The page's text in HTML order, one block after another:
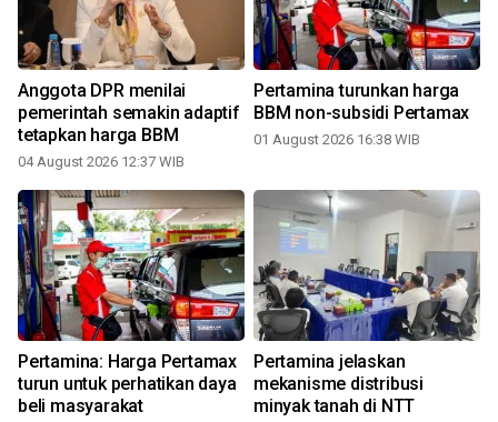
Anggota DPR menilai
pemerintah semakin adaptif
tetapkan harga BBM
04 August 2026 12:37 WIB
Pertamina turunkan harga
BBM non-subsidi Pertamax
01 August 2026 16:38 WIB
Pertamina: Harga Pertamax
turun untuk perhatikan daya
beli masyarakat
Pertamina jelaskan
mekanisme distribusi
minyak tanah di NTT